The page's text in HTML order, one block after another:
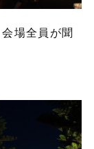
場全員が聞